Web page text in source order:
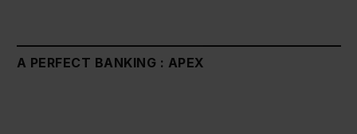
A PERFECT BANKING : APEX